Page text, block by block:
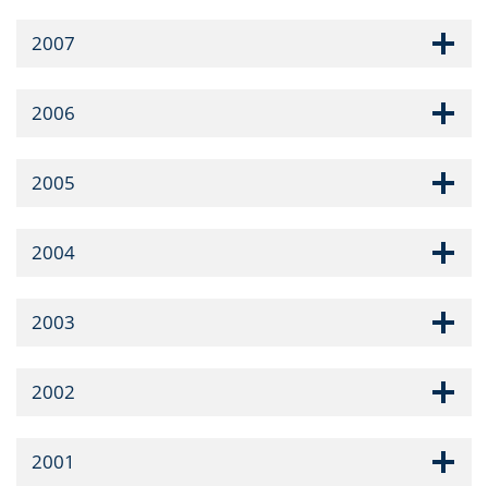
2007
2006
2005
2004
2003
2002
2001